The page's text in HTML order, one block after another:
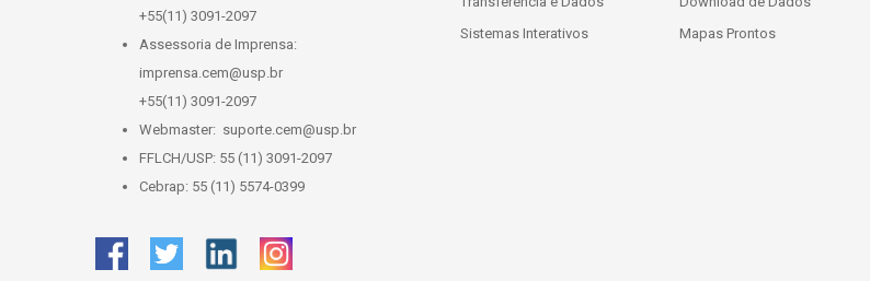
+55(11) 3091-2097
Assessoria de Imprensa:
imprensa.cem@usp.br
+55(11) 3091-2097
Webmaster: suporte.cem@usp.br
FFLCH/USP: 55 (11) 3091-2097
Cebrap: 55 (11) 5574-0399
Sistemas Interativos
Mapas Prontos